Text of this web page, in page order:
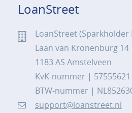
LoanStreet
LoanStreet (Sparkholder
Laan van Kronenburg 14
1183 AS Amstelveen
KvK-nummer | 57555621
BTW-nummer |
support@loanstreet.nl